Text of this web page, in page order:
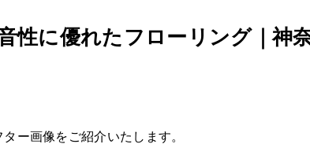
性に優れたフローリング｜神
ー画像をご紹介いたします。